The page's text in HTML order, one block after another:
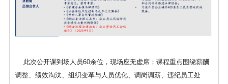
此次公开课到场人员60余位，现场座无虚席；课程重点围绕薪酬
调整、绩效淘汰、组织变革与人员优化、调岗调薪、违纪员工处